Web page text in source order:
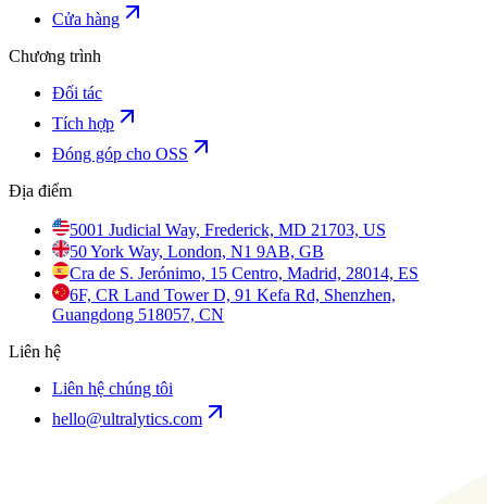
Cửa hàng
Chương trình
Đối tác
Tích hợp
Đóng góp cho OSS
Địa điểm
5001 Judicial Way, Frederick, MD 21703, US
50 York Way, London, N1 9AB, GB
Cra de S. Jerónimo, 15 Centro, Madrid, 28014, ES
6F, CR Land Tower D, 91 Kefa Rd, Shenzhen,
Guangdong 518057, CN
Liên hệ
Liên hệ chúng tôi
hello@ultralytics.com